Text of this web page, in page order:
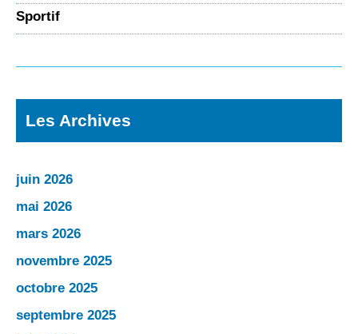
Sportif
Les Archives
juin 2026
mai 2026
mars 2026
novembre 2025
octobre 2025
septembre 2025